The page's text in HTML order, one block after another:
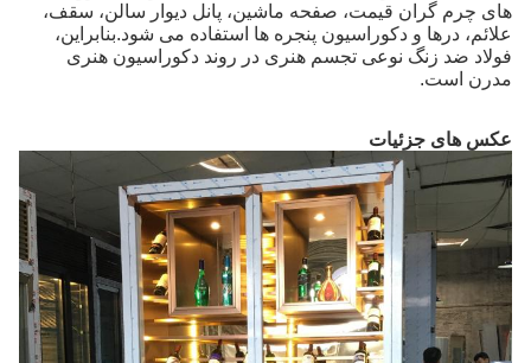
های چرم گران قیمت، صفحه ماشین، پانل دیوار سالن، سقف،
علائم، درها و دکوراسیون پنجره ها استفاده می شود.بنابراین،
فولاد ضد زنگ نوعی تجسم هنری در روند دکوراسیون هنری
مدرن است.
عکس های جزئیات